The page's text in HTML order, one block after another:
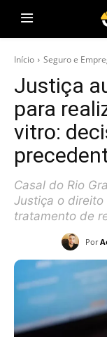
Início Seguro e
Justiça
para
vitro:
Casal do Rio
Justiça o
tratamento de
Por